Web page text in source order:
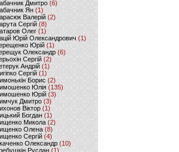
Дмитро (6)
Ян(1)
Валерій (2)
Сергій (8)
Олег(1)
Юрій Олександрович(1)
Юрій(1)
Олександр(6)
Сергій (2)
Андрій (1)
Сергій(1)
Борис (2)
Юлія (135)
Юрій(3)
Дмитро (3)
Віктор (1)
Богдан (1)
Микола (2)
Олена (8)
Сергій (4)
Олександр (10)
Руслан (1)